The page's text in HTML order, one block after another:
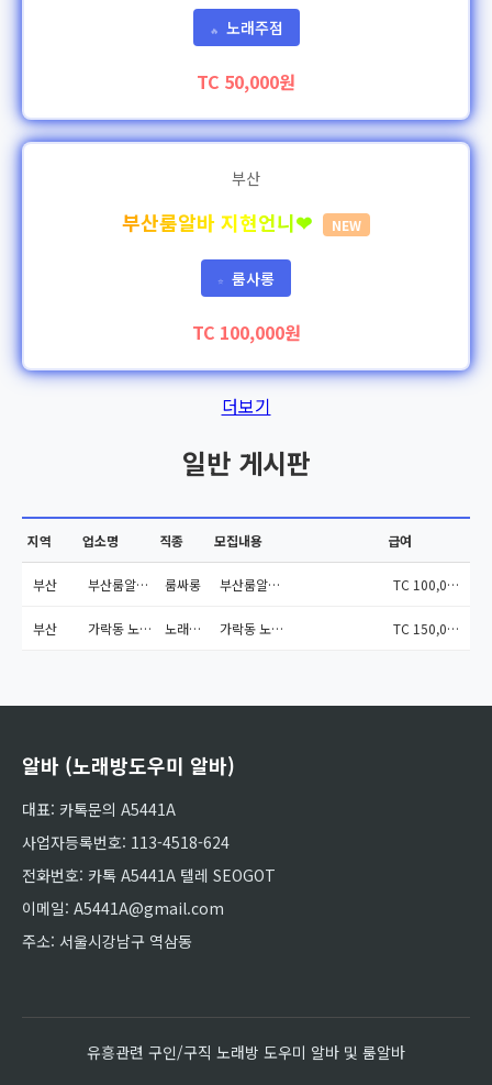
🔥 노래주점
TC 50,000원
부산
부산룸알바 지현언니❤ NEW
⭐ 룸사롱
TC 100,000원
더보기
일반 게시판
지역 업소명 직종 모집내용 급여
부산 부산룸알바 지현언니❤ 룸싸롱 부산룸알바 ❤️전화연결... TC 100,000원
부산 가락동 노래방알바 노래주점 가락동 노래방알바 문의... TC 150,000원
알바 (노래방도우미 알바)
대표: 카톡문의 A5441A
사업자등록번호: 113-4518-624
전화번호: 카톡 A5441A 텔레 SEOGOT
이메일: A5441A@gmail.com
주소: 서울시강남구 역삼동
유흥관련 구인/구직 노래방 도우미 알바 및 룸알바